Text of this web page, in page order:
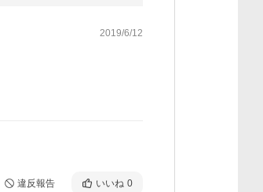
2019/6/12
違反報告 いいね 0